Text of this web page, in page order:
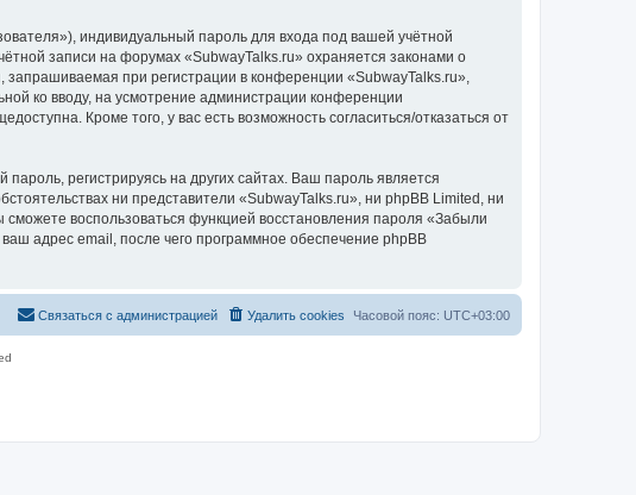
индивидуальный пароль для входа под вашей учётной
записи на форумах «SubwayTalks.ru» охраняется законами о
при регистрации в конференции «SubwayTalks.ru»,
ко вводу, на усмотрение администрации конференции
Кроме того, у вас есть возможность согласиться/отказаться от
регистрируясь на других сайтах. Ваш пароль является
ни представители «SubwayTalks.ru», ни phpBB Limited, ни
воспользоваться функцией восстановления пароля «Забыли
адрес email, после чего программное обеспечение phpBB
Часовой пояс: UTC+03:00
Удалить cookies
Связаться с администрацией